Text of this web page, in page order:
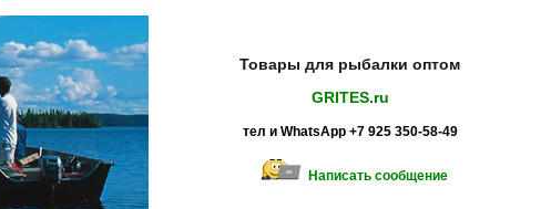
Товары для рыбалки оптом
GRITES.ru
тел и WhatsApp +7 925 350-58-49
Написать сообщение